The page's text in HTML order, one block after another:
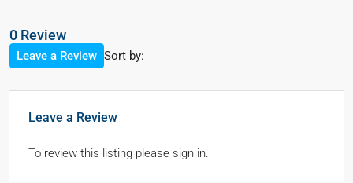
0 Review
Sort by:
Leave a Review
Leave a Review
To review this listing please sign in.